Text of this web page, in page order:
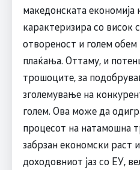
македонската економија
карактеризира со висок
отвореност и голем обем
плаќања. Оттаму, и
трошоците, за
зголемување на
голем. Ова може да
процесот на натамошна
забрзан економски раст
доходовниот јаз со ЕУ,